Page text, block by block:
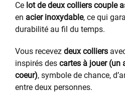
Ce lot de deux colliers couple
en acier inoxydable, ce qui
durabilité au fil du temps.
Vous recevez deux colliers
inspirés des cartes à jouer (un
coeur), symbole de chance,
entre deux personnes.